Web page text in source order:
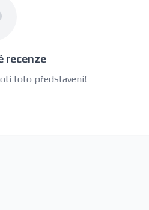
recenze
toto představení!